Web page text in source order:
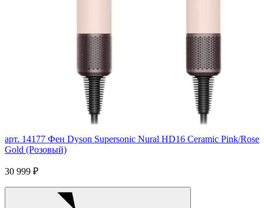
арт. 14177 Фен Dyson Supersonic Nural HD16 Ceramic Pink/Rose
Gold (Розовый)
30 999 ₽